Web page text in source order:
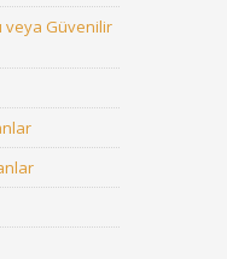
veya Güvenilir